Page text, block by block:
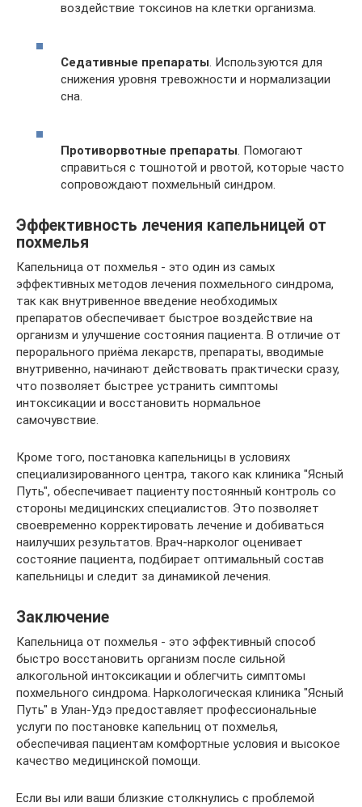
воздействие токсинов на клетки организма.
Седативные препараты. Используются для
снижения уровня тревожности и нормализации
сна.
Противорвотные препараты. Помогают
справиться с тошнотой и рвотой, которые часто
сопровождают похмельный синдром.
Эффективность лечения капельницей от
похмелья
Капельница от похмелья - это один из самых
эффективных методов лечения похмельного синдрома,
так как внутривенное введение необходимых
препаратов обеспечивает быстрое воздействие на
организм и улучшение состояния пациента. В отличие от
перорального приёма лекарств, препараты, вводимые
внутривенно, начинают действовать практически сразу,
что позволяет быстрее устранить симптомы
интоксикации и восстановить нормальное
самочувствие.
Кроме того, постановка капельницы в условиях
специализированного центра, такого как клиника "Ясный
Путь", обеспечивает пациенту постоянный контроль со
стороны медицинских специалистов. Это позволяет
своевременно корректировать лечение и добиваться
наилучших результатов. Врач-нарколог оценивает
состояние пациента, подбирает оптимальный состав
капельницы и следит за динамикой лечения.
Заключение
Капельница от похмелья - это эффективный способ
быстро восстановить организм после сильной
алкогольной интоксикации и облегчить симптомы
похмельного синдрома. Наркологическая клиника "Ясный
Путь" в Улан-Удэ предоставляет профессиональные
услуги по постановке капельниц от похмелья,
обеспечивая пациентам комфортные условия и высокое
качество медицинской помощи.
Если вы или ваши близкие столкнулись с проблемой